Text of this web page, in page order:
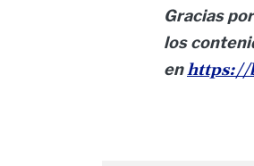
Gracias
los
enhttps://